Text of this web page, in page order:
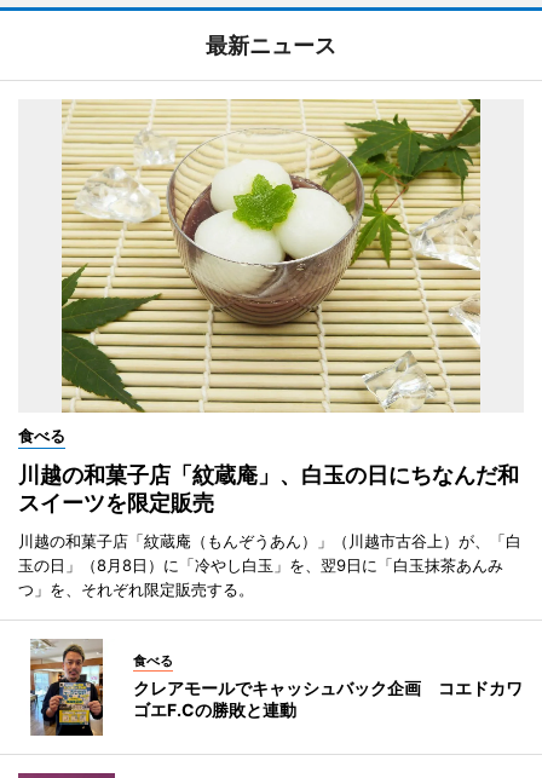
最新ニュース
食べる
川越の和菓子店「紋蔵庵」、白玉の日にちなんだ和
スイーツを限定販売
川越の和菓子店「紋蔵庵（もんぞうあん）」（川越市古谷上）が、「白
玉の日」（8月8日）に「冷やし白玉」を、翌9日に「白玉抹茶あんみ
つ」を、それぞれ限定販売する。
食べる
クレアモールでキャッシュバック企画 コエドカワ
ゴエF.Cの勝敗と連動